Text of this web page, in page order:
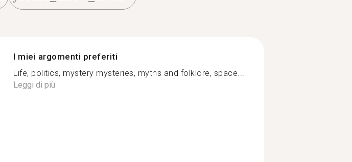
I miei argomenti preferiti
Life, politics, mystery mysteries, myths and folklore, space...
Leggi di più